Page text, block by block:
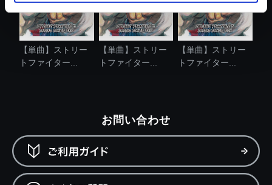
【単曲】ストリー
トファイター...
【単曲】ストリー
トファイター...
【単曲】ストリー
トファイター...
お問い合わせ